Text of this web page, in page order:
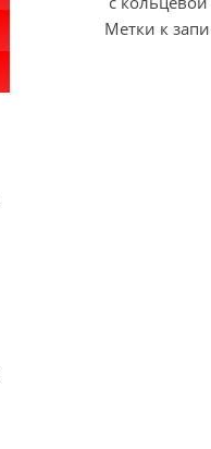
Метки к